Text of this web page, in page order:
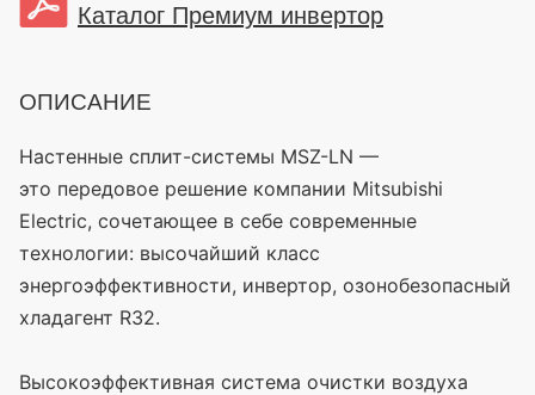
Каталог Премиум инвертор
ОПИСАНИЕ
Настенные сплит-системы MSZ-LN —
это передовое решение компании Mitsubishi
Electric, сочетающее в себе современные
технологии: высочайший класс
энергоэффективности, инвертор, озонобезопасный
хладагент R32.
Высокоэффективная система очистки воздуха